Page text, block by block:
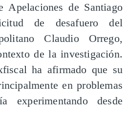
Apelaciones de Santiago
de desafuero del
Claudio Orrego,
de la investigación.
ha afirmado que su
en problemas
experimentando desde